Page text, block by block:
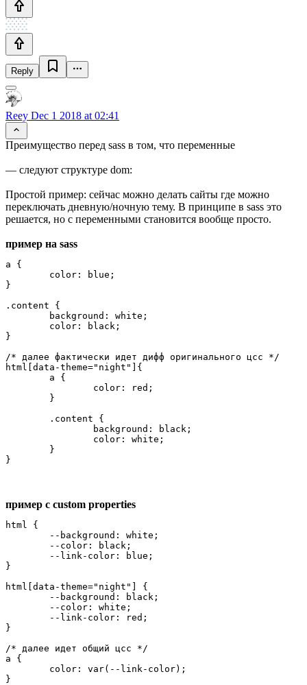
Reply
Reey Dec 1 2018 at 02:41
Преимущество перед sass в том, что переменные
— следуют структуре dom:
Простой пример: сейчас можно делать сайты где можно
переключать дневную/ночную тему. В принципе в sass это
решается, но с переменными становится вообще просто.
пример на sass
a {
}
.content {
}
/* далее фактически идет дифф оригинального цсс */
html[data-theme="night"]{
пример с custom properties
html {
}
html[data-theme="night"] {
}
/* далее идет общий цсс */
a {
}